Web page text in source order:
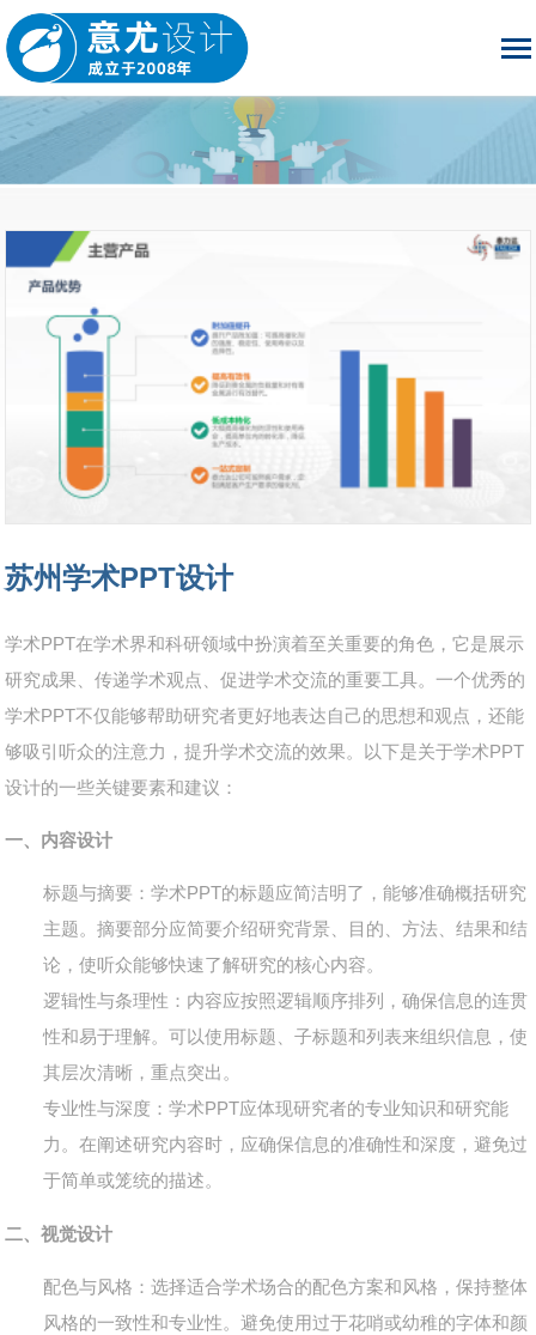
苏州学术PPT设计
学术PPT在学术界和科研领域中扮演着至关重要的角色，它是展示
研究成果、传递学术观点、促进学术交流的重要工具。一个优秀的
学术PPT不仅能够帮助研究者更好地表达自己的思想和观点，还能
够吸引听众的注意力，提升学术交流的效果。以下是关于学术PPT
设计的一些关键要素和建议：
一、内容设计
标题与摘要 ：学术PPT的标题应简洁明了，能够准确概括研究
主题。摘要部分应简要介绍研究背景、目的、方法、结果和结
论，使听众能够快速了解研究的核心内容。
逻辑性与条理性 ：内容应按照逻辑顺序排列，确保信息的连贯
性和易于理解。可以使用标题、子标题和列表来组织信息，使
其层次清晰，重点突出。
专业性与深度 ：学术PPT应体现研究者的专业知识和研究能
力。在阐述研究内容时，应确保信息的准确性和深度，避免过
于简单或笼统的描述。
二、视觉设计
配色与风格 ：选择适合学术场合的配色方案和风格，保持整体
风格的一致性和专业性。避免使用过于花哨或幼稚的字体和颜